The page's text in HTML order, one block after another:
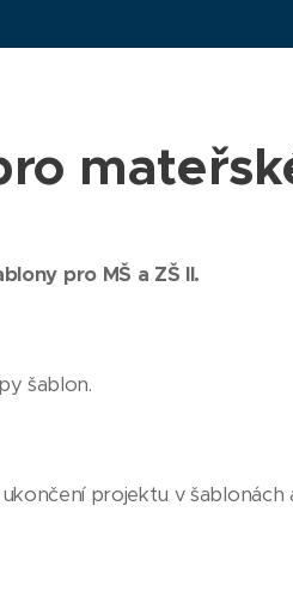
pro MŠ a ZŠ II.
šablon.
projektu v šablonách